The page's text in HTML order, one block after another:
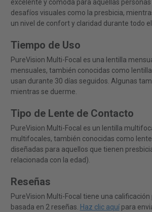
excelente y cómoda para aquellas
desafíos visuales como la presbicia,
un nivel de confort y claridad durante todo
Tiempo de Uso
PureVision Multi-Focal es una lentilla
mensuales, también conocidas como
usan durante 30 días seguidos. Algunas
mientras se duerme.
Tipo de Lente de Contacto
PureVision Multi-Focal es un lentilla
multifocales, también conocidas como
diseñadas para aquellos que tienen
relacionada con la edad).
Reseñas
PureVision Multi-Focal tiene una
basada en 2 reseñas. Haz clic aquípara